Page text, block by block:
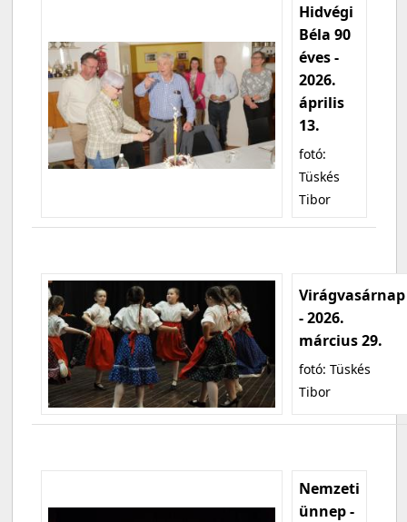
Hidvégi
Béla 90
éves -
2026.
április
13.
fotó:
Tüskés
Tibor
Virágvasárnap
- 2026.
március 29.
fotó: Tüskés
Tibor
Nemzeti
ünnep -